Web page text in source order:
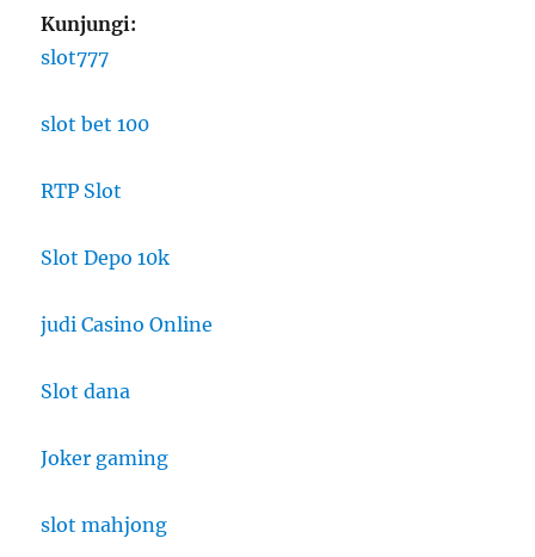
Kunjungi:
slot777
slot bet 100
RTP Slot
Slot Depo 10k
judi Casino Online
Slot dana
Joker gaming
slot mahjong